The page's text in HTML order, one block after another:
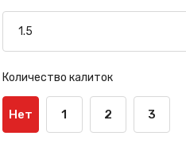
Количество калиток
Нет 1 2 3